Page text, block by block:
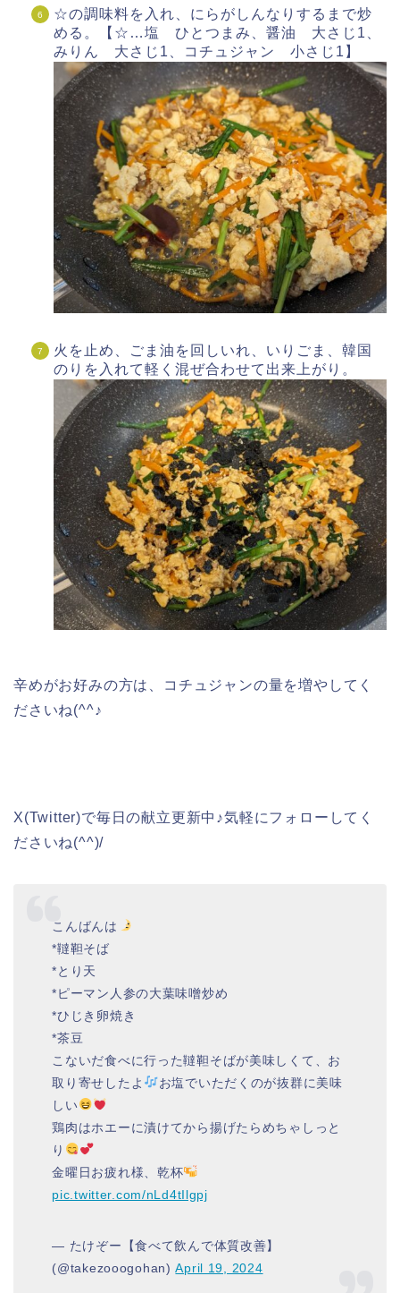
☆の調味料を入れ、にらがしんなりするまで炒
める。【☆…塩 ひとつまみ、醤油 大さじ1、
みりん 大さじ1、コチュジャン 小さじ1】
火を止め、ごま油を回しいれ、いりごま、韓国
のりを入れて軽く混ぜ合わせて出来上がり。
辛めがお好みの方は、コチュジャンの量を増やしてく
ださいね(^^♪
X(Twitter)で毎日の献立更新中♪気軽にフォローしてく
ださいね(^^)/
こんばんは
*韃靼そば
*とり天
*ピーマン人参の大葉味噌炒め
*ひじき卵焼き
*茶豆
こないだ食べに行った韃靼そばが美味しくて、お
取り寄せしたよ
お塩でいただくのが抜群に美味
しい
鶏肉はホエーに漬けてから揚げたらめちゃしっと
り
金曜日お疲れ様、乾杯
pic.twitter.com/nLd4tIlgpj
— たけぞー【食べて飲んで体質改善】
(@takezooogohan)April 19, 2024